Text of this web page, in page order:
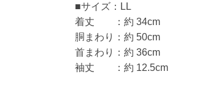
■サイズ：LL
着丈 ：約 34cm
胴まわり：約 50cm
首まわり：約 36cm
袖丈 ：約 12.5cm